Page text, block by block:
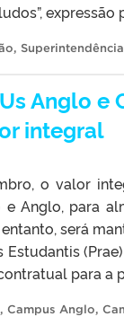
,
Anglo
integral
o valor
Anglo, para
será
para a
, Campus Anglo,